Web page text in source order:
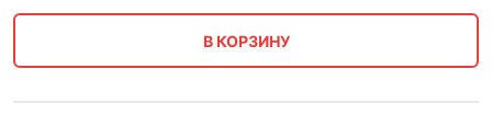
В КОРЗИНУ